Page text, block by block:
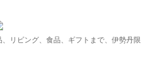
リビング、食品、ギフトまで、伊勢丹限